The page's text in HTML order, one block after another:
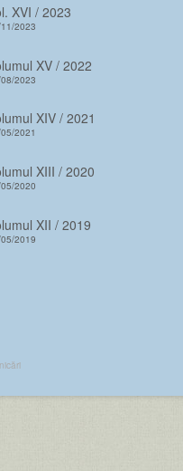
XVI / 2023
2023
XV / 2022
2023
XIV / 2021
2021
XIII / 2020
2020
XII / 2019
2019